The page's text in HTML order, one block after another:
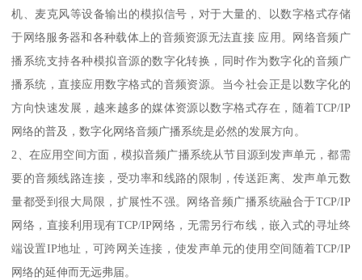
机、麦克风等设备输出的模拟信号，对于大量的、以数字格式存储
于网络服务器和各种载体上的音频资源无法直接 应用。网络音频广
播系统支持各种模拟音源的数字化转换，同时作为数字化的音频广
播系统，直接应用数字格式的音频资源。当今社会正是以数字化的
方向快速发展，越来越多的媒体资源以数字格式存在，随着TCP/IP
网络的普及，数字化网络音频广播系统是必然的发展方向。
2、在应用空间方面，模拟音频广播系统从节目源到发声单元，都需
要的音频线路连接，受功率和线路的限制，传送距离、发声单元数
量都受到很大局限，扩展性不强。网络音频广播系统融合于TCP/IP
网络，直接利用现有TCP/IP网络，无需另行布线，嵌入式的寻址终
端设置IP地址，可跨网关连接，使发声单元的使用空间随着TCP/IP
网络的延伸而无远弗届。